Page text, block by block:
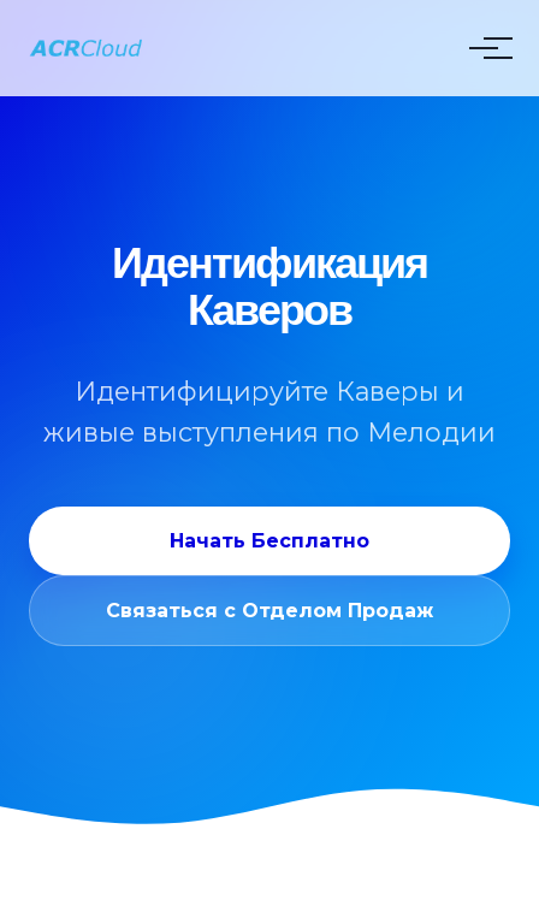
Идентификация
Каверов
Идентифицируйте Каверы и
живые выступления по Мелодии
Начать Бесплатно
Связаться с Отделом Продаж